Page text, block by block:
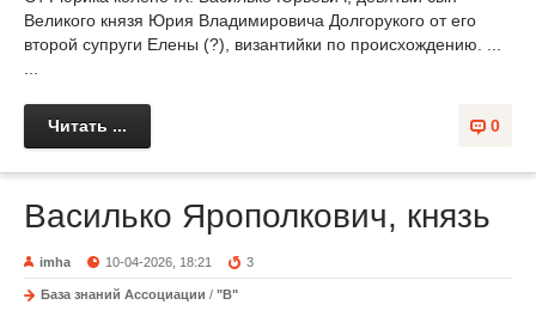
Великого князя Юрия Владимировича Долгорукого от его
второй супруги Елены (?), византийки по происхождению. ...
...
0
Читать ...
Василько Ярополкович, князь
imha 10-04-2026, 18:21 3
База знаний Ассоциации / "В"